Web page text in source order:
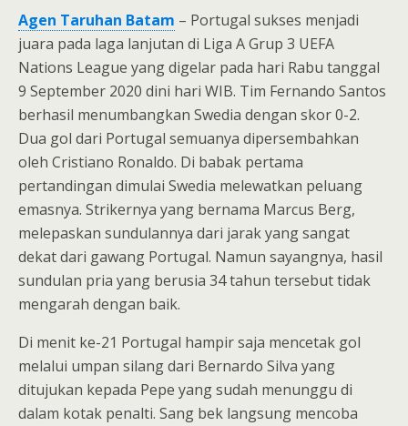
Agen Taruhan Batam – Portugal sukses menjadi
juara pada laga lanjutan di Liga A Grup 3 UEFA
Nations League yang digelar pada hari Rabu tanggal
9 September 2020 dini hari WIB. Tim Fernando Santos
berhasil menumbangkan Swedia dengan skor 0-2.
Dua gol dari Portugal semuanya dipersembahkan
oleh Cristiano Ronaldo. Di babak pertama
pertandingan dimulai Swedia melewatkan peluang
emasnya. Strikernya yang bernama Marcus Berg,
melepaskan sundulannya dari jarak yang sangat
dekat dari gawang Portugal. Namun sayangnya, hasil
sundulan pria yang berusia 34 tahun tersebut tidak
mengarah dengan baik.
Di menit ke-21 Portugal hampir saja mencetak gol
melalui umpan silang dari Bernardo Silva yang
ditujukan kepada Pepe yang sudah menunggu di
dalam kotak penalti. Sang bek langsung mencoba